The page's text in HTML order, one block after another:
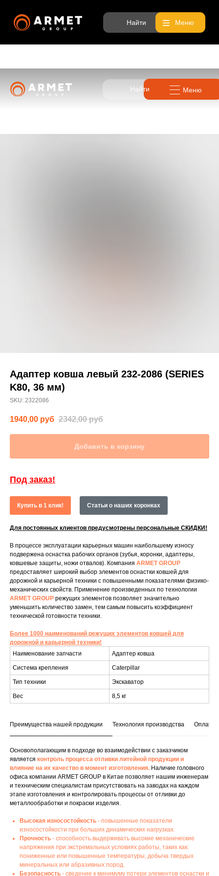
Найти
Адаптер ковша левый 232-2086 (SERIES
K80, 36 мм)
SKU: 2322086
1940,00 руб 2342,00 руб
Добавить в корзину
Под заказ!
Купить в 1 клик! Статьи о наших коронках
Для постоянных клиентов предусмотрены персональные СКИДКИ!
В процессе эксплуатации карьерных машин наибольшему износу
подвержена оснастка рабочих органов (зубья, коронки, адаптеры,
ковшевые защиты, ножи отвалов). Компания ARMET GROUP
предоставляет широкий выбор элементов оснастки ковшей для
дорожной и карьерной техники с повышенными показателями физико-
механических свойств. Применение произведенных по технологии
ARMET GROUP режущих элементов позволяет значительно
уменьшить количество замен, тем самым повысить коэффициент
технической готовности техники.
Более 1000 наименований режущих элементов ковшей для
дорожной и карьерной техники!
Наименование запчасти
Адаптер ковша
Система крепления Caterpillar
Тип техники Экскаватор
Вес 8,5 кг
Преимущества нашей продукции Технология производства Оплата
Основополагающим в подходе во взаимодействии с заказчиком
является контроль процесса отливки литейной продукции и
влияние на их качество в момент изготовления. Наличие головного
офиса компании ARMET GROUP в Китае позволяет нашим инженерам
и техническим специалистам присутствовать на заводах на каждом
этапе изготовления и контролировать процессы от отливки до
металлообработки и покраски изделия.
Высокая износостойкость - повышенные показатели
износостойкости при больших динамических нагрузках.
Прочность - способность выдерживать высокие механические
напряжения при экстремальных условиях работы, таких как:
пониженные или повышенные температуры, добыча твердых
минеральных или абразивных пород.
Безопасность - сведение к минимуму потери элементов оснастки и